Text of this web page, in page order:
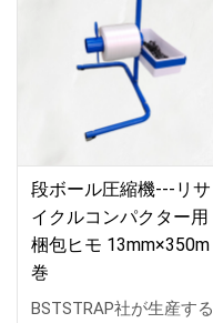
段ボール圧縮機---リサ
イクルコンパクター用
梱包ヒモ 13mm×350m
巻
BSTSTRAP社が生産する